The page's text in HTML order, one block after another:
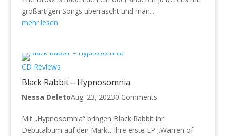
großartigen Songs überrascht und man...
mehr lesen
CD Reviews
Black Rabbit – Hypnosomnia
Nessa DeletoAug. 23, 20230 Comments
Mit „Hypnosomnia“ bringen Black Rabbit ihr
Debütalbum auf den Markt. Ihre erste EP „Warren of